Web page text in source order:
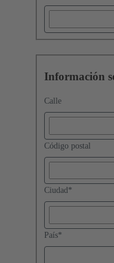
Información
Calle
Código postal
Ciudad *
País*